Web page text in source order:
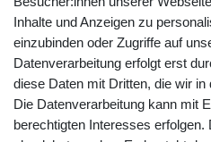
Vertrag
YouTube
Inhalte und Anzeigen zu
einzubinden oder Zugriffe auf
Datenverarbeitung erfolgt erst
diese Daten mit Dritten, die wir in
Die Datenverarbeitung kann mit
berechtigten Interesses